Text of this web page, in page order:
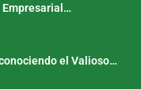
Empresarial…
el Valioso…